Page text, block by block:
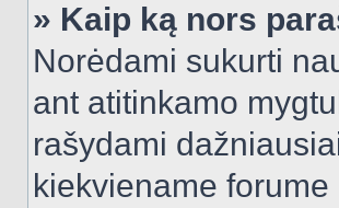
» Kaip ką nors
Norėdami sukurti
ant atitinkamo
rašydami
kiekviename